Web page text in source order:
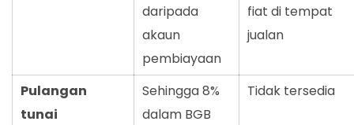
daripada
akaun
pembiayaan
fiat di tempat
jualan
Pulangan
tunai
Sehingga 8%
dalam BGB
Tidak tersedia